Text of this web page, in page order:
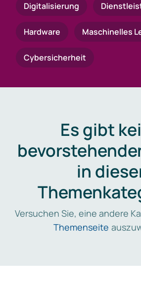
Digitalisierung
Hardware Maschinelles
Cybersicherheit
Es gibt
in
Versuchen Sie, eine andere
Themenseite